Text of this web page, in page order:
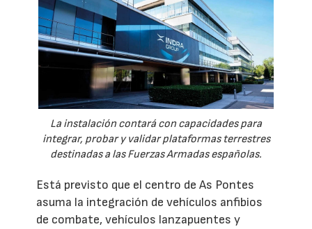
La instalación contará con capacidades para
integrar, probar y validar plataformas terrestres
destinadas a las Fuerzas Armadas españolas.
Está previsto que el centro de As Pontes
asuma la integración de vehículos anfibios
de combate, vehículos lanzapuentes y